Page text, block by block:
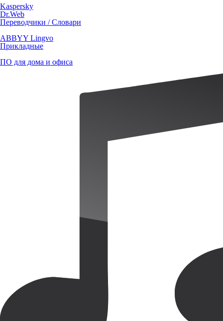
Kaspersky
Dr.Web
Переводчики / Словари
ABBYY Lingvo
Прикладные
ПО для дома и офиса